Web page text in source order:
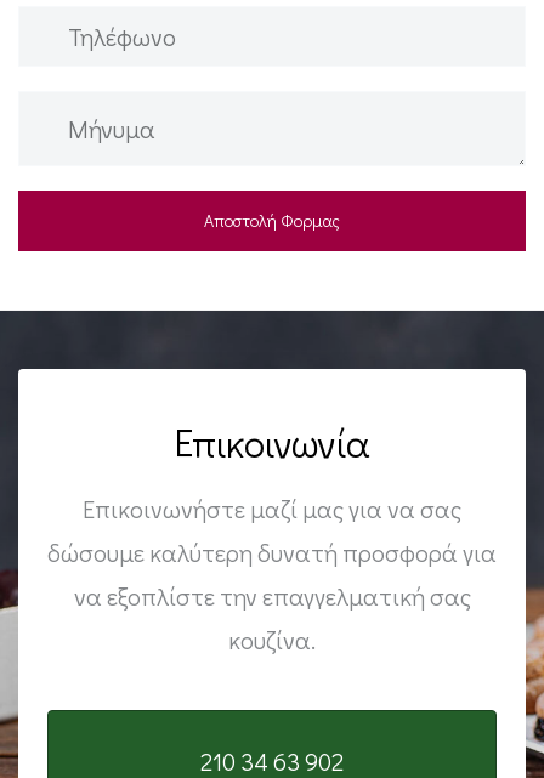
Επικοινωνία
Επικοινωνήστε μαζί μας για να σας
δώσουμε καλύτερη δυνατή προσφορά για
να εξοπλίστε την επαγγελματική σας
κουζίνα.
210 34 63 902